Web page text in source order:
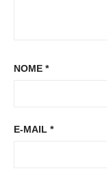
NOME *
E-MAIL *